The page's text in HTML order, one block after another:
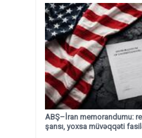
ABŞ–İran memorandumu:
şansı, yoxsa müvəqqəti